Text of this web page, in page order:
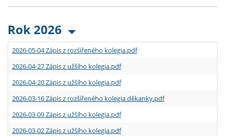
Rok 2026
2026-05-04 Zápis z rozšířeného kolegia.pdf
2026-04-27 Zápis z užšího kolegia.pdf
2026-04-20 Zápis z užšího kolegia.pdf
2026-03-16 Zápis z rozšířeného kolegia děkanky.pdf
2026-03-09 Zápis z užšího kolegia.pdf
2026-03-02 Zápis z užšího kolegia.pdf